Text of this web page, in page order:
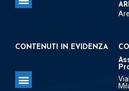
CONTENUTI IN EVIDENZA